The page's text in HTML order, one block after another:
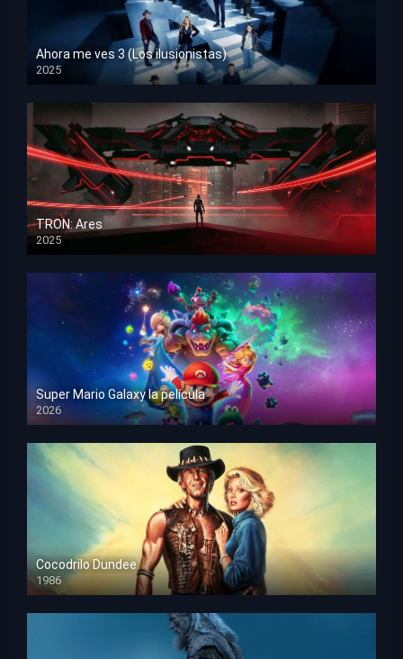
Ahora me ves 3 (Los ilusionistas)
2025
HD 1080p
TRON: Ares
2025
HD 1080p
Super Mario Galaxy la película
2026
HD 1080p
Cocodrilo Dundee
1986
HD 1080p